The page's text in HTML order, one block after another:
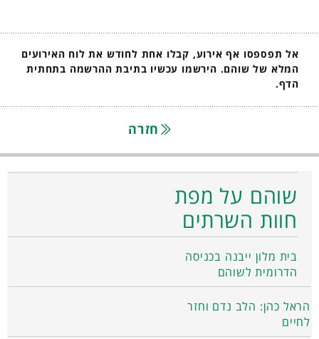
אל תפספסו אף אירוע, קבלו אחת לחודש את לוח האירועים
המלא של שוהם. הירשמו עכשיו בתיבת ההרשמה בתחתית
הדף.
חזרה
שוהם על מפת
חוות השרתים
בית מלון ייבנה בכניסה
הדרומית לשוהם
הראל כהן: הלב נדם וחזר
לחיים